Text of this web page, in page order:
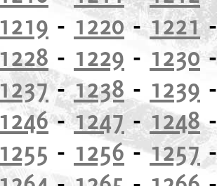
1219 - 1220-1221
1228 - 1229 - 1230
1237-1238 - 1239
1246-1247- 1248
1255 - 1256-1257